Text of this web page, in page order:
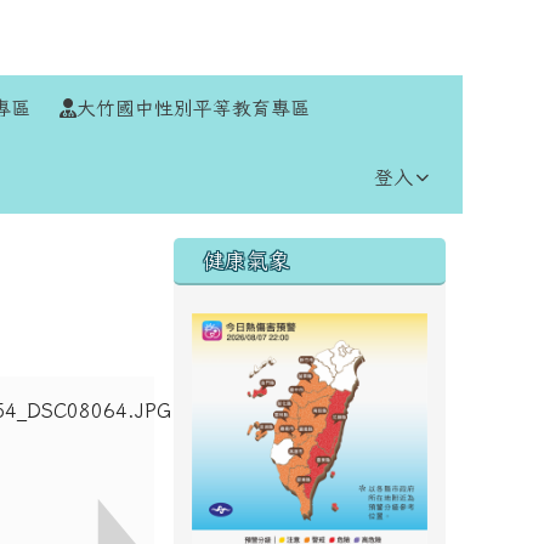
區 大竹國中性別平等教育專區
登入
右邊區域內容
健康氣象